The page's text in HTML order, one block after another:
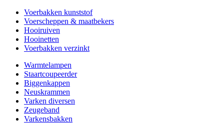
Voerbakken kunststof
Voerscheppen & maatbekers
Hooiruiven
Hooinetten
Voerbakken verzinkt
Warmtelampen
Staartcoupeerder
Biggenkappen
Neuskrammen
Varken diversen
Zeugeband
Varkensbakken